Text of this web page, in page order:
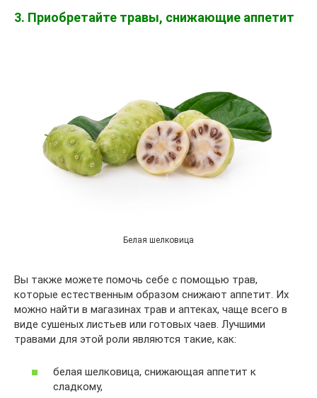
3. Приобретайте травы, снижающие аппетит
Белая шелковица
Вы также можете помочь себе с помощью трав,
которые естественным образом снижают аппетит. Их
можно найти в магазинах трав и аптеках, чаще всего в
виде сушеных листьев или готовых чаев. Лучшими
травами для этой роли являются такие, как:
белая шелковица, снижающая аппетит к
сладкому,